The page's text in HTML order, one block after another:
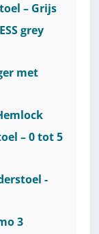
– Grijs
grey
met
– 0 tot 5
-
3